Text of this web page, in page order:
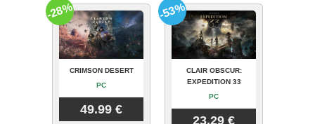
CRIMSON DESERT
PC
49.99 €
-28%
CLAIR OBSCUR:
EXPEDITION 33
PC
23.29 €
-53%